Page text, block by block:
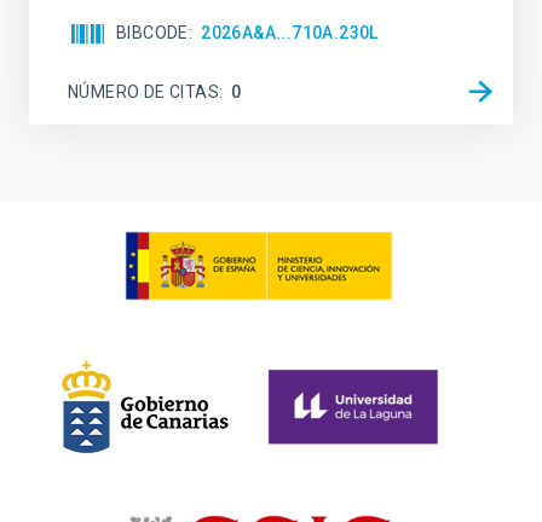
BIBCODE 2026A&A...710A.230L
NÚMERO DE CITAS 0